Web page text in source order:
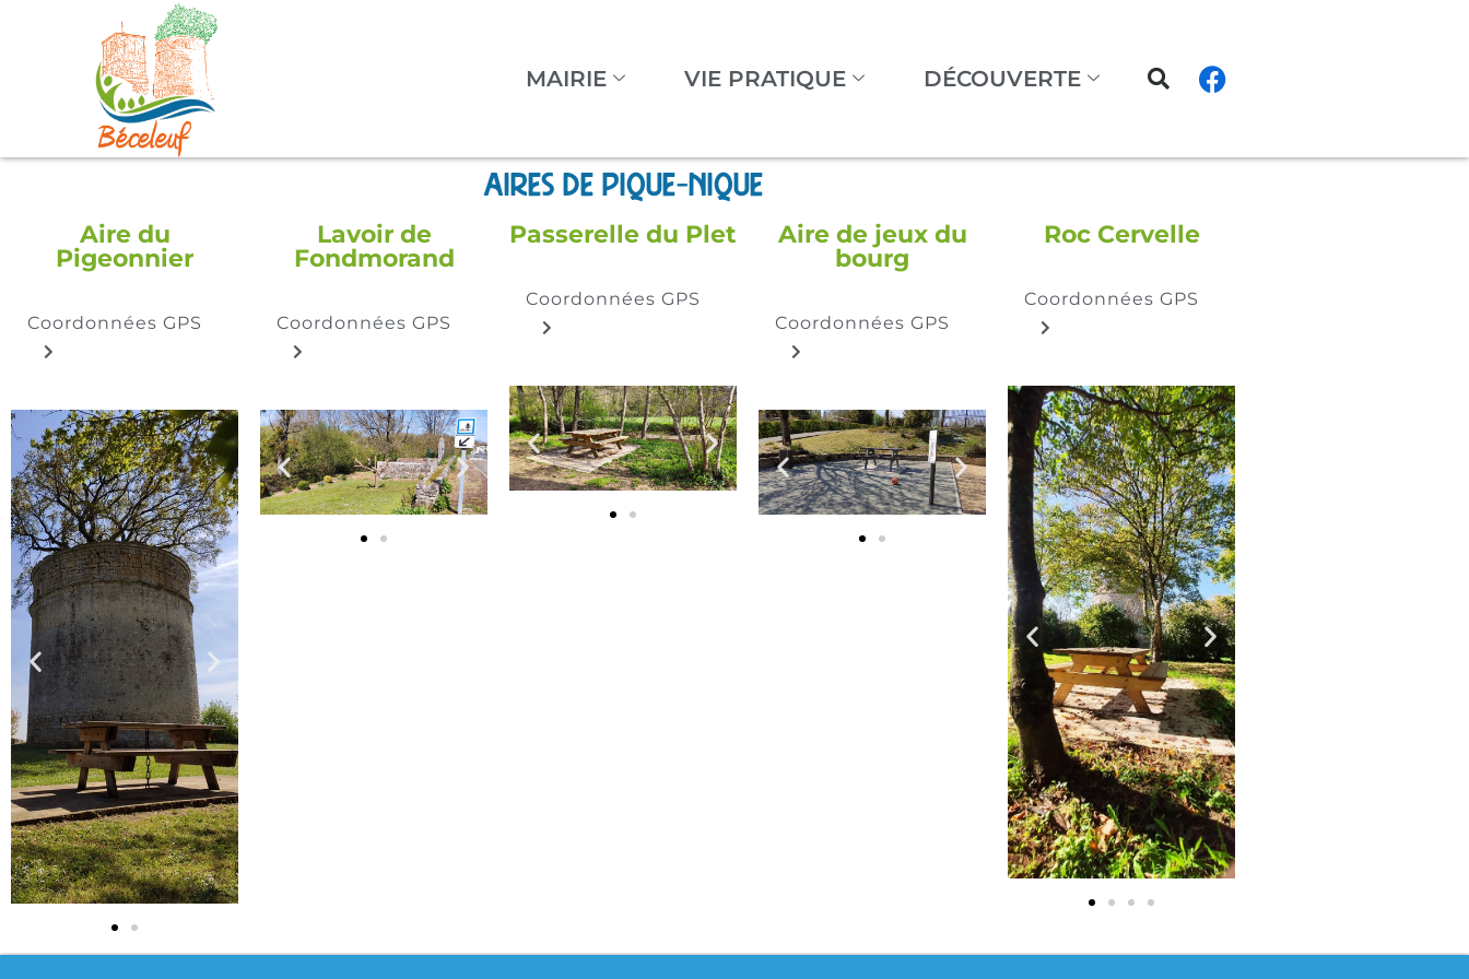
MAIRIE VIE PRATIQUE DÉCOUVERTE
Aires de pique-nique
Aire du
Pigeonnier
Coordonnées GPS
Lavoir de
Fondmorand
Coordonnées GPS
Passerelle du Plet
Coordonnées GPS
Aire de jeux du
bourg
Coordonnées GPS
Roc Cervelle
Coordonnées GPS